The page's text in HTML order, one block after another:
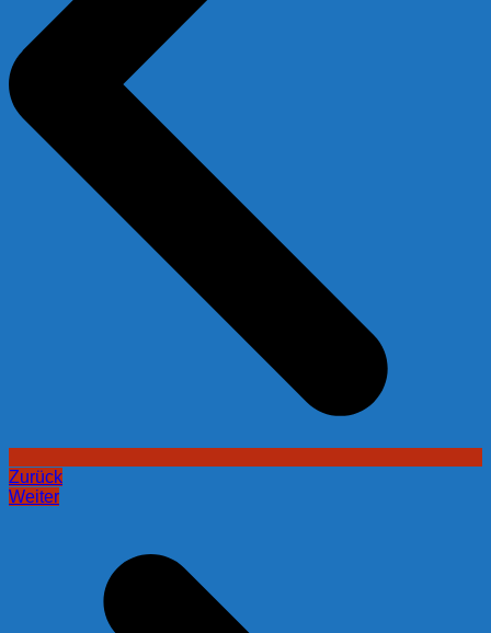
Zurück
Weiter